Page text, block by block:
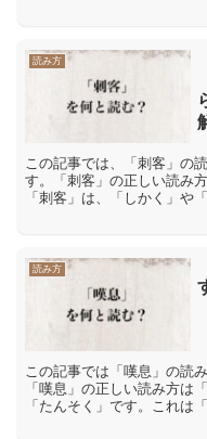
読み方
この記事では、「刺客」の
す。「刺客」の正しい読み
「刺客」は、「しかく」や
読み方
この記事では「嘆息」の読
「嘆息」の正しい読み方は
「たんそく」です。これは